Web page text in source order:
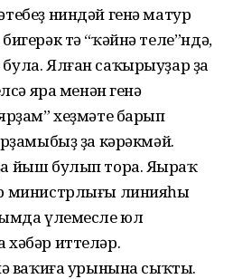
ниндәй генә матур
тә “ҡәйнә теле”ндә,
Ялған саҡырыуҙар ҙа
яра менән генә
хеҙмәте барып
ҙа кәрәкмәй.
йыш булып тора. Яңыраҡ
министрлығы линияһы
үлемесле юл
иттеләр.
ваҡиға урынына сыҡты.